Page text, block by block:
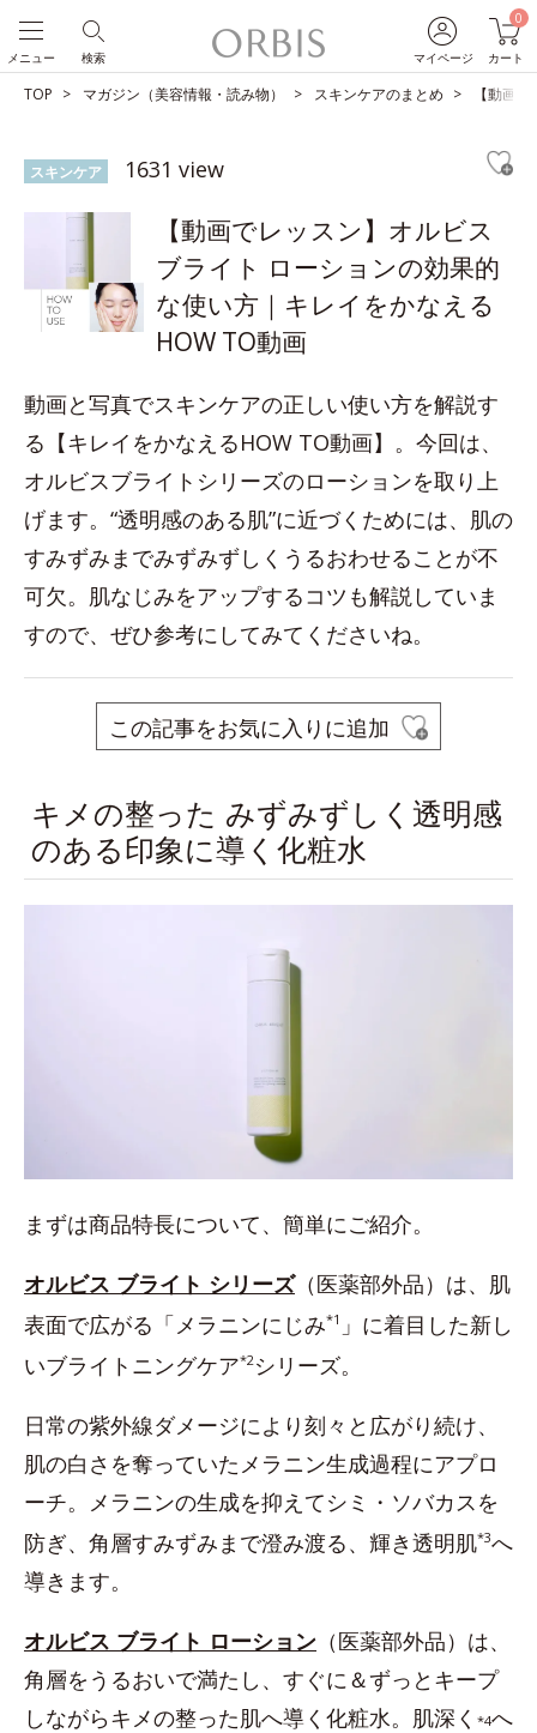
マイページ
0
カート
検索
メニュー
TOP マガジン（美容情報・読み物） スキンケアのまとめ 【動画
スキンケア 1631 view
【動画でレッスン】オルビス
ブライト ローションの効果的
な使い方｜キレイをかなえる
HOW TO動画
動画と写真でスキンケアの正しい使い方を解説す
る【キレイをかなえるHOW TO動画】。今回は、
オルビスブライトシリーズのローションを取り上
げます。“透明感のある肌”に近づくためには、肌の
すみずみまでみずみずしくうるおわせることが不
可欠。肌なじみをアップするコツも解説していま
すので、ぜひ参考にしてみてくださいね。
この記事をお気に入りに追加
キメの整った みずみずしく透明感
のある印象に導く化粧水
まずは商品特長について、簡単にご紹介。
オルビス ブライト シリーズ（医薬部外品）は、肌
表面で広がる「メラニンにじみ*1 」に着目した新し
いブライトニングケア*2 シリーズ。
日常の紫外線ダメージにより刻々と広がり続け、
肌の白さを奪っていたメラニン生成過程にアプロ
ーチ。メラニンの生成を抑えてシミ・ソバカスを
防ぎ、角層すみずみまで澄み渡る、輝き透明肌*3へ
導きます。
オルビス ブライト ローション （医薬部外品）は、
角層をうるおいで満たし、すぐに＆ずっとキープ
しながらキメの整った肌へ導く化粧水。肌深く *4へ